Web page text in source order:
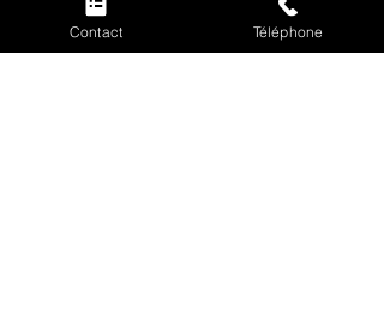
aiutarvi e guidarvi nella realizzazione dei
vostri lavori, in presenza e a distanza.
Contact Téléphone